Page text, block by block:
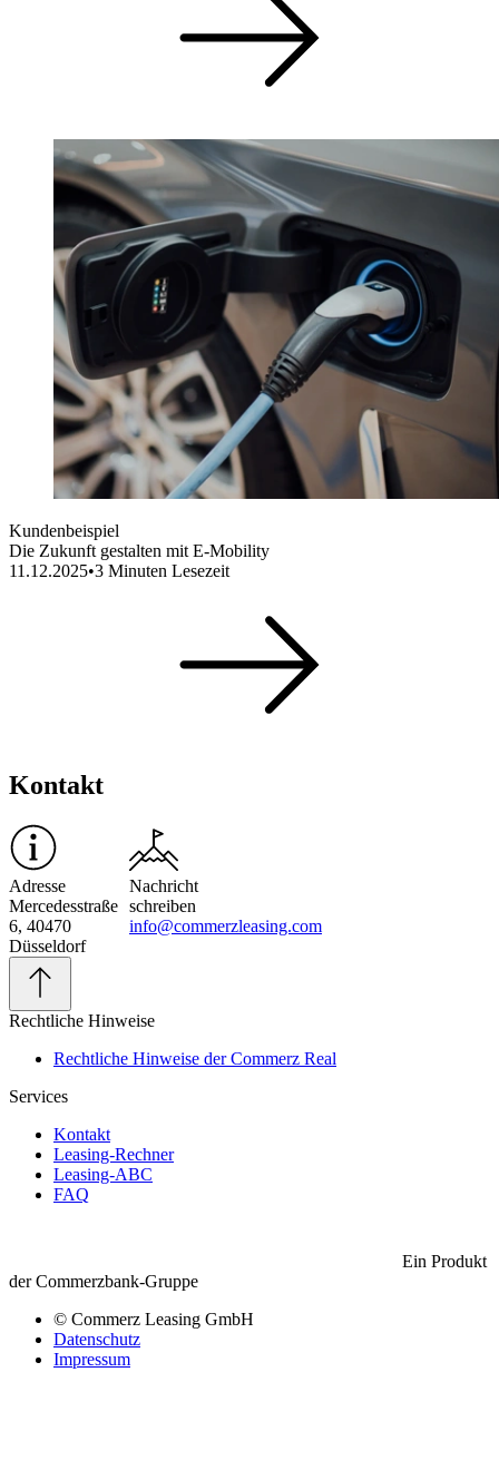
Kundenbeispiel
Die Zukunft gestalten mit E-Mobility
11.12.2025•3 Minuten Lesezeit
Kontakt
Adresse
Mercedesstraße
6, 40470
Düsseldorf
Nachricht
schreiben
info@commerzleasing.com
Rechtliche Hinweise
Rechtliche Hinweise der Commerz Real
Services
Kontakt
Leasing-Rechner
Leasing-ABC
FAQ
Ein Produkt
der Commerzbank-Gruppe
© Commerz Leasing GmbH
Datenschutz
Impressum